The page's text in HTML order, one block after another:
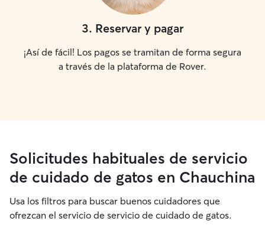
3. Reservar y pagar
¡Así de fácil! Los pagos se tramitan de forma segura
a través de la plataforma de Rover.
Solicitudes habituales de servicio
de cuidado de gatos en Chauchina
Usa los filtros para buscar buenos cuidadores que
ofrezcan el servicio de servicio de cuidado de gatos.